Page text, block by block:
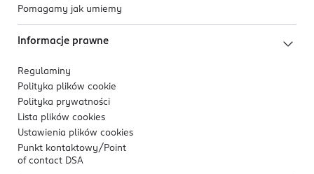
Pomagamy jak umiemy
Informacje prawne
Regulaminy
Polityka plików cookie
Polityka prywatności
Lista plików cookies
Ustawienia plików cookies
Punkt kontaktowy/ Point
of contact DSA